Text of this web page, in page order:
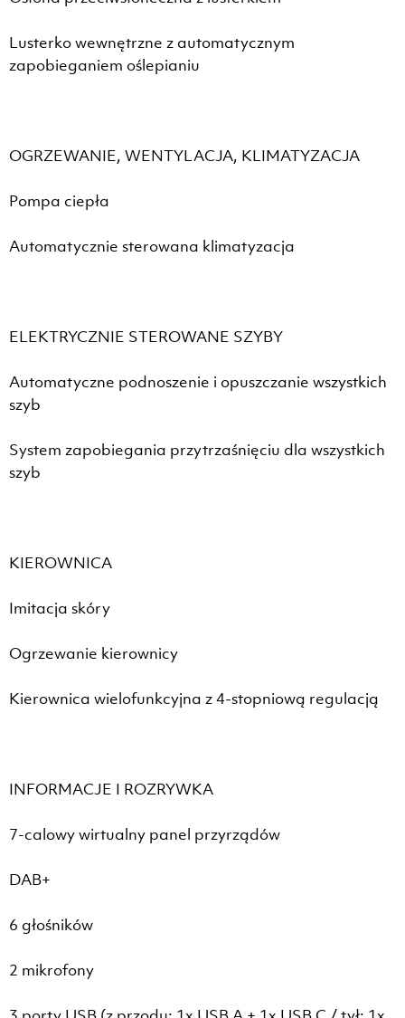
Lusterko wewnętrzne z automatycznym
zapobieganiem oślepianiu
OGRZEWANIE, WENTYLACJA, KLIMATYZACJA
Pompa ciepła
Automatycznie sterowana klimatyzacja
ELEKTRYCZNIE STEROWANE SZYBY
Automatyczne podnoszenie i opuszczanie wszystkich
szyb
System zapobiegania przytrzaśnięciu dla wszystkich
szyb
KIEROWNICA
Imitacja skóry
Ogrzewanie kierownicy
Kierownica wielofunkcyjna z 4-stopniową regulacją
INFORMACJE I ROZRYWKA
7-calowy wirtualny panel przyrządów
DAB+
6 głośników
2 mikrofony